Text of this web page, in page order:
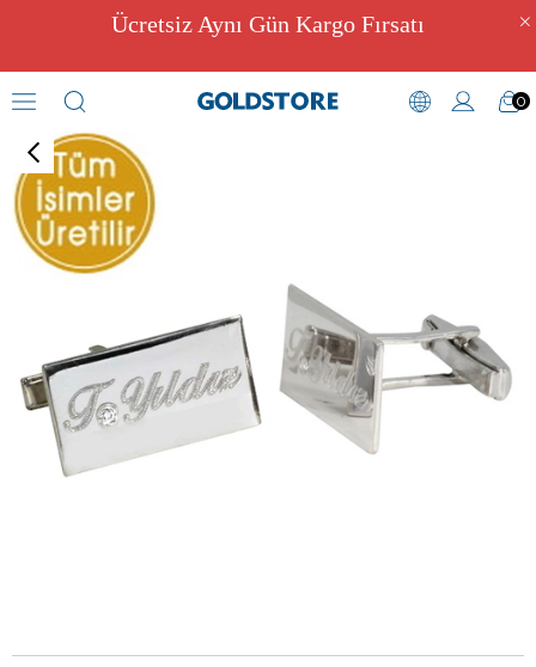
Ücretsiz Aynı Gün Kargo Fırsatı
0
Kol Düğmeleri